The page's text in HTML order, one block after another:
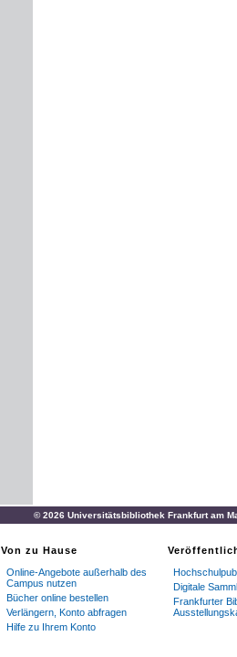
© 2026 Universitätsbibliothek Frankfurt am
Von zu Hause
Online-Angebote außerhalb des
Campus nutzen
Bücher online bestellen
Verlängern, Konto abfragen
Hilfe zu Ihrem Konto
Digitale
Frankfurter